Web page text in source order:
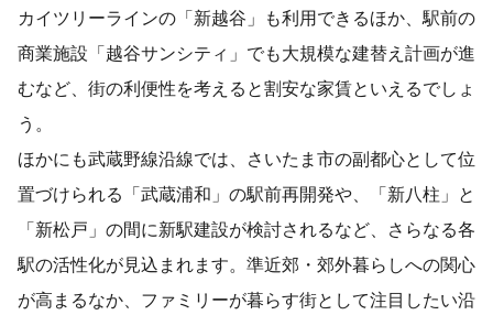
カイツリーラインの「新越谷」も利用できるほか、駅前の
商業施設「越谷サンシティ」でも大規模な建替え計画が進
むなど、街の利便性を考えると割安な家賃といえるでしょ
う。
ほかにも武蔵野線沿線では、さいたま市の副都心として位
置づけられる「武蔵浦和」の駅前再開発や、「新八柱」と
「新松戸」の間に新駅建設が検討されるなど、さらなる各
駅の活性化が見込まれます。準近郊・郊外暮らしへの関心
が高まるなか、ファミリーが暮らす街として注目したい沿